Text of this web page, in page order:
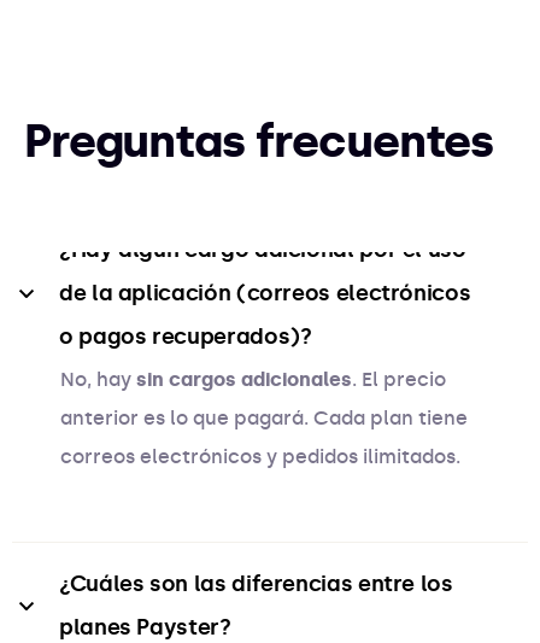
Preguntas frecuentes
¿Hay algún cargo adicional por el uso
de la aplicación (correos electrónicos
o pagos recuperados)?
No, hay sin cargos adicionales. El precio
anterior es lo que pagará. Cada plan tiene
correos electrónicos y pedidos ilimitados.
¿Cuáles son las diferencias entre los
planes Payster?